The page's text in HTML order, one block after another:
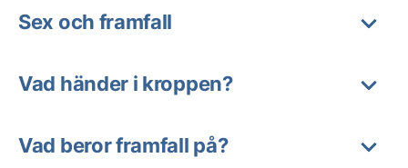
Sex och framfall
Vad händer i kroppen?
Vad beror framfall på?